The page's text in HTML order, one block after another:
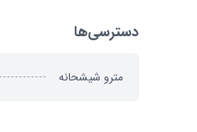
دسترسی‌ها
مترو شیشحانه